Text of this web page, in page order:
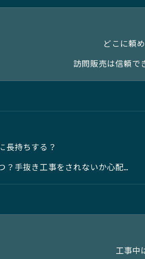
どこに頼
訪問販売は信頼で
長持ちする？
？手抜き工事をされないか心配…
工事中